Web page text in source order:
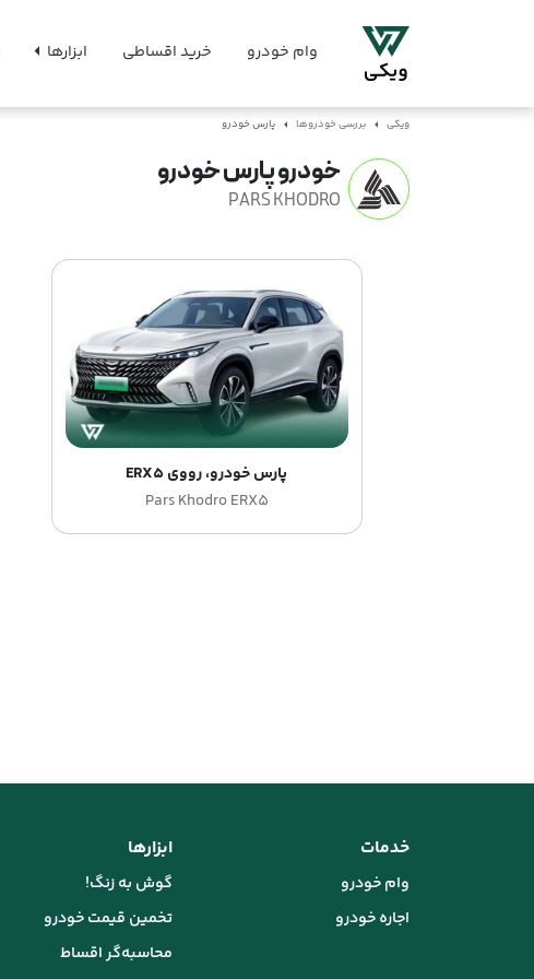
وام خودرو خرید اقساطی ابزارها
ویکی بررسی خودروها پارس خودرو
خودرو پارس خودرو
PARS KHODRO
پارس خودرو، رووی ERX5
Pars Khodro ERX5
خدمات
وام خودرو
اجاره خودرو
ابزارها
گوش به زنگ!
تخمین قیمت خودرو
محاسبه‌گر اقساط